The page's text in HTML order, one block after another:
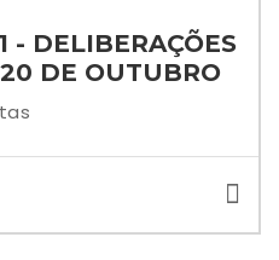
- DELIBERAÇÕES
DE OUTUBRO